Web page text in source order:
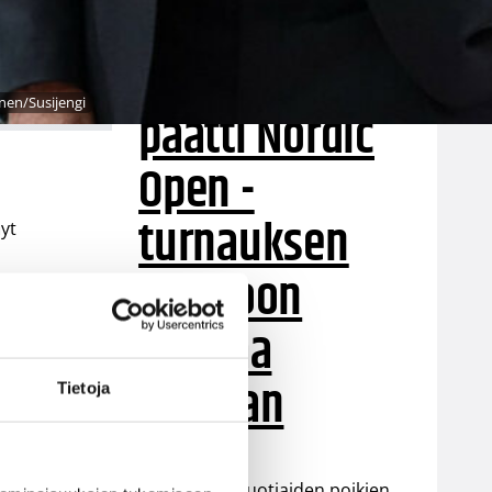
Tietoja
Susijengi
poikien
maajoukkue
päätti Nordic
Open -
turnauksen
tappioon
Latviaa
vastaan